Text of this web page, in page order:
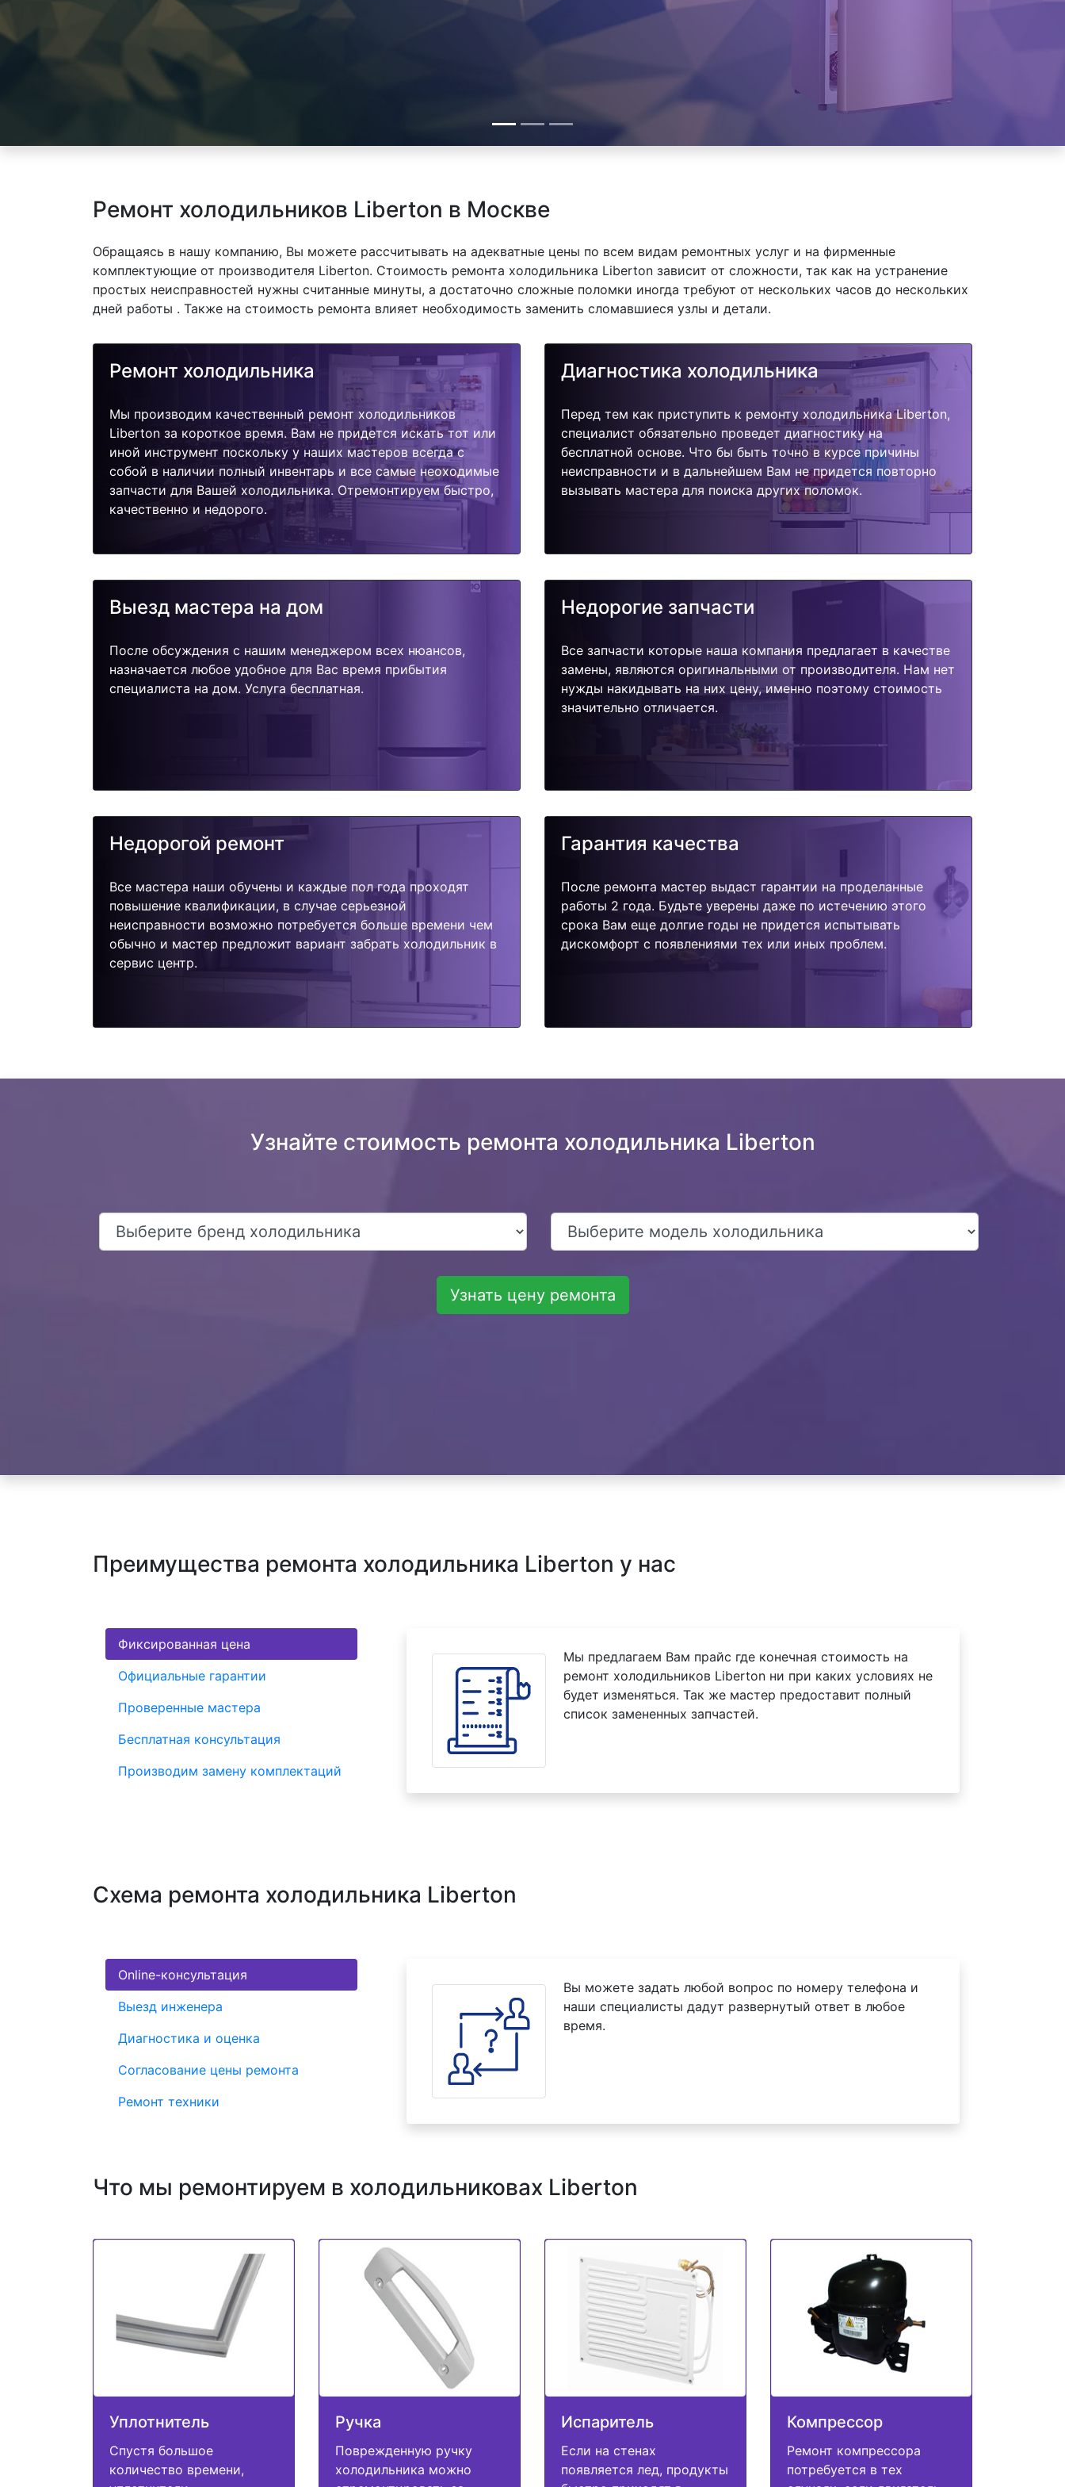
Ремонт холодильников Liberton в Москве
Обращаясь в нашу компанию, Вы можете рассчитывать на адекватные цены по всем видам ремонтных услуг и на фирменные
комплектующие от производителя Liberton. Стоимость ремонта холодильника Liberton зависит от сложности, так как на устранение
простых неисправностей нужны считанные минуты, а достаточно сложные поломки иногда требуют от нескольких часов до нескольких
дней работы . Также на стоимость ремонта влияет необходимость заменить сломавшиеся узлы и детали.
Ремонт холодильника
Мы производим качественный ремонт холодильников
Liberton за короткое время. Вам не придется искать тот или
иной инструмент поскольку у наших мастеров всегда с
собой в наличии полный инвентарь и все самые неоходимые
запчасти для Вашей холодильника. Отремонтируем быстро,
качественно и недорого.
Диагностика холодильника
Перед тем как приступить к ремонту холодильника Liberton,
специалист обязательно проведет диагностику на
бесплатной основе. Что бы быть точно в курсе причины
неисправности и в дальнейшем Вам не придется повторно
вызывать мастера для поиска других поломок.
Выезд мастера на дом
После обсуждения с нашим менеджером всех нюансов,
назначается любое удобное для Вас время прибытия
специалиста на дом. Услуга бесплатная.
Недорогие запчасти
Все запчасти которые наша компания предлагает в качестве
замены, являются оригинальными от производителя. Нам нет
нужды накидывать на них цену, именно поэтому стоимость
значительно отличается.
Недорогой ремонт
Все мастера наши обучены и каждые пол года проходят
повышение квалификации, в случае серьезной
неисправности возможно потребуется больше времени чем
обычно и мастер предложит вариант забрать холодильник в
сервис центр.
Гарантия качества
После ремонта мастер выдаст гарантии на проделанные
работы 2 года. Будьте уверены даже по истечению этого
срока Вам еще долгие годы не придется испытывать
дискомфорт с появлениями тех или иных проблем.
Узнайте стоимость ремонта холодильника Liberton
Узнать цену ремонта
Преимущества ремонта холодильника Liberton у нас
Фиксированная цена
Официальные гарантии
Проверенные мастера
Бесплатная консультация
Производим замену комплектаций
Мы предлагаем Вам прайс где конечная стоимость на
ремонт холодильников Liberton ни при каких условиях не
будет изменяться. Так же мастер предоставит полный
список замененных запчастей.
Схема ремонта холодильника Liberton
Online-консультация
Выезд инженера
Диагностика и оценка
Согласование цены ремонта
Ремонт техники
Вы можете задать любой вопрос по номеру телефона и
наши специалисты дадут развернутый ответ в любое
время.
Что мы ремонтируем в холодильниковах Liberton
Уплотнитель
Спустя большое
количество времени,
Ручка
Поврежденную ручку
холодильника можно
Испаритель
Если на стенах
появляется лед, продукты
Компрессор
Ремонт компрессора
потребуется в тех